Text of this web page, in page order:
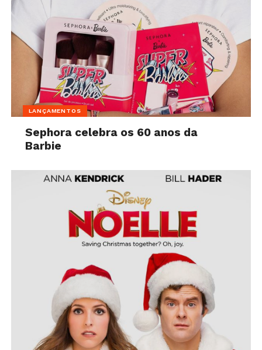
LANÇAMENTOS
Sephora celebra os 60 anos da
Barbie